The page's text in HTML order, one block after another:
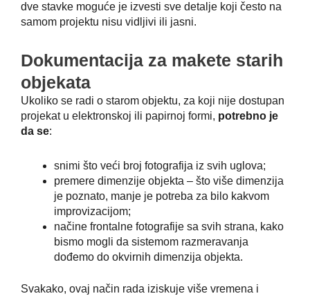
dve stavke moguće je izvesti sve detalje koji često na
samom projektu nisu vidljivi ili jasni.
Dokumentacija za makete starih
objekata
Ukoliko se radi o starom objektu, za koji nije dostupan
projekat u elektronskoj ili papirnoj formi, potrebno je
da se:
snimi što veći broj fotografija iz svih uglova;
premere dimenzije objekta – što više dimenzija
je poznato, manje je potreba za bilo kakvom
improvizacijom;
načine frontalne fotografije sa svih strana, kako
bismo mogli da sistemom razmeravanja
dođemo do okvirnih dimenzija objekta.
Svakako, ovaj način rada iziskuje više vremena i